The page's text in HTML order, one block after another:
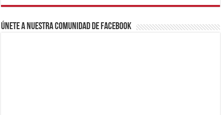
Únete a nuestra comunidad de Facebook